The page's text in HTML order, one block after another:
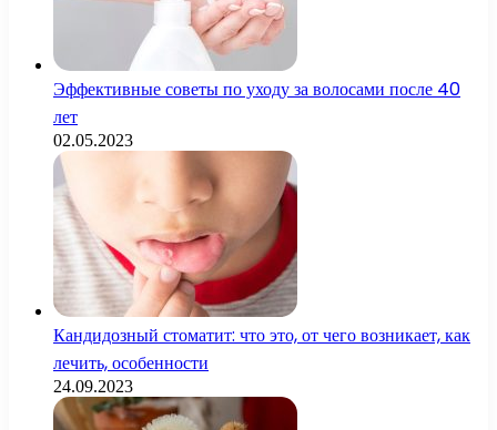
Эффективные советы по уходу за волосами после 40
лет
02.05.2023
Кандидозный стоматит: что это, от чего возникает, как
лечить, особенности
24.09.2023